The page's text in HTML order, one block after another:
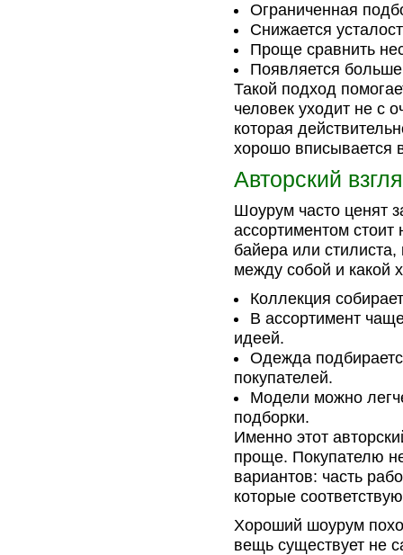
Ограниченная
Снижается
Проще сравнить
Появляется
Такой подход
человек уходит не с
которая
хорошо вписывается
Авторский
Шоурум часто ценят
ассортиментом стоит
байера или стилиста,
между собой и какой
Коллекция
В ассортимент
идеей.
Одежда
покупателей.
Модели можно
подборки.
Именно этот
проще. Покупателю
вариантов: часть
которые
Хороший шоурум
вещь существует не